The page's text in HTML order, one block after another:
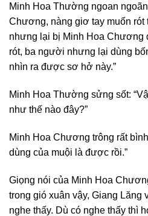
Minh Hoa Thường ngoan
Chương, nàng giơ tay muốn
nhưng lại bị Minh Hoa Chương
rót, ba người nhưng lại dùng
nhìn ra được sơ hở này.”
Minh Hoa Thường sửng sốt:
như thế nào đây?”
Minh Hoa Chương trông rất
dùng của muội là được rồi.”
Giọng nói của Minh Hoa
trong gió xuân vậy, Giang Lăng
nghe thấy. Dù có nghe thấy thì